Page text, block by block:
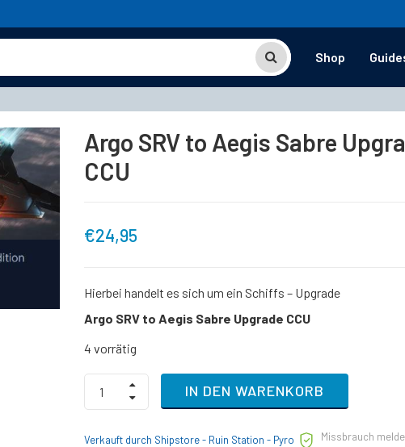
Shop
Argo SRV to Aegis Sabre
CCU
€24,95
Hierbei handelt es sich um ein Schiffs – Upgrade
Argo SRV to Aegis Sabre Upgrade CCU
4 vorrätig
Argo
SRV
to
Sabre
IN DEN WARENKORB
Verkauft durch Shipstore - Ruin Station - Pyro
Missbrauch